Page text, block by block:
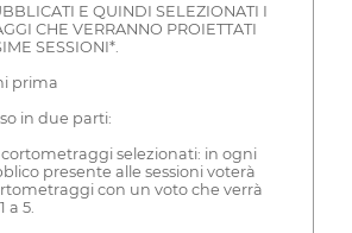
E QUINDI SELEZIONATI I
CHE VERRANNO PROIETTATI
SESSIONI*.
prima
in due parti:
selezionati: in ogni
presente alle sessioni voterà
con un voto che verrà
a 5.